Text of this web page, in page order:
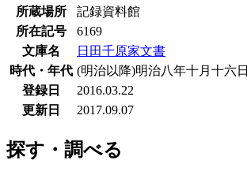
所蔵場所
記録資料館
所在記号
6169
文庫名
日田千原家文書
時代・年代 (明治以降)明治八年十月十六日
登録日
2016.03.22
更新日
2017.09.07
探す・調べる